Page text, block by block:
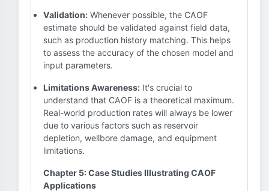
Validation: Whenever possible, the CAOF
estimate should be validated against field data,
such as production history matching. This helps
to assess the accuracy of the chosen model and
input parameters.
Limitations Awareness: It's crucial to
understand that CAOF is a theoretical maximum.
Real-world production rates will always be lower
due to various factors such as reservoir
depletion, wellbore damage, and equipment
limitations.
Chapter 5: Case Studies Illustrating CAOF
Applications